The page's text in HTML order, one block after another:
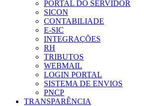
PORTAL DO SERVIDOR
SICON
CONTABILIADE
E-SIC
INTEGRAÇÕES
RH
TRIBUTOS
WEBMAIL
LOGIN PORTAL
SISTEMA DE ENVIOS
PNCP
TRANSPARÊNCIA